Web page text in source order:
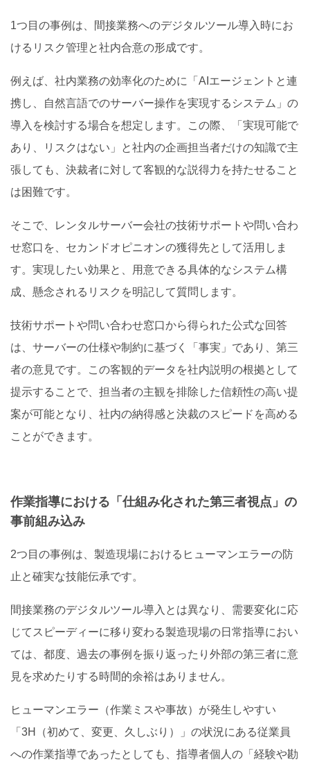
1つ目の事例は、間接業務へのデジタルツール導入時にお
けるリスク管理と社内合意の形成です。
例えば、社内業務の効率化のために「AIエージェントと連
携し、自然言語でのサーバー操作を実現するシステム」の
導入を検討する場合を想定します。この際、「実現可能で
あり、リスクはない」と社内の企画担当者だけの知識で主
張しても、決裁者に対して客観的な説得力を持たせること
は困難です。
そこで、レンタルサーバー会社の技術サポートや問い合わ
せ窓口を、セカンドオピニオンの獲得先として活用しま
す。実現したい効果と、用意できる具体的なシステム構
成、懸念されるリスクを明記して質問します。
技術サポートや問い合わせ窓口から得られた公式な回答
は、サーバーの仕様や制約に基づく「事実」であり、第三
者の意見です。この客観的データを社内説明の根拠として
提示することで、担当者の主観を排除した信頼性の高い提
案が可能となり、社内の納得感と決裁のスピードを高める
ことができます。
作業指導における「仕組み化された第三者視点」の
事前組み込み
2つ目の事例は、製造現場におけるヒューマンエラーの防
止と確実な技能伝承です。
間接業務のデジタルツール導入とは異なり、需要変化に応
じてスピーディーに移り変わる製造現場の日常指導におい
ては、都度、過去の事例を振り返ったり外部の第三者に意
見を求めたりする時間的余裕はありません。
ヒューマンエラー（作業ミスや事故）が発生しやすい
「3H（初めて、変更、久しぶり）」の状況にある従業員
への作業指導であったとしても、指導者個人の「経験や勘